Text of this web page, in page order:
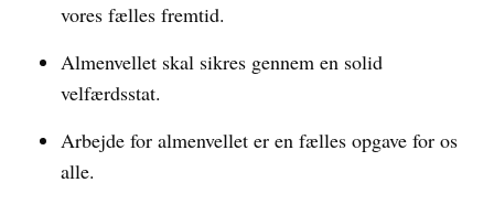
vores fælles fremtid.
Almenvellet skal sikres gennem en solid
velfærdsstat.
Arbejde for almenvellet er en fælles opgave for os
alle.